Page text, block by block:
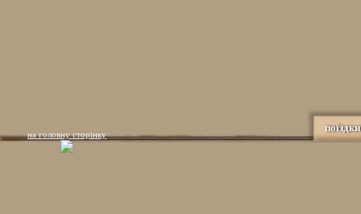
поїздки
на головну сторінку